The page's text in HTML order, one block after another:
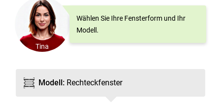
Tina
Wählen Sie Ihre Fensterform und Ihr
Modell.
Modell: Rechteck­fenster